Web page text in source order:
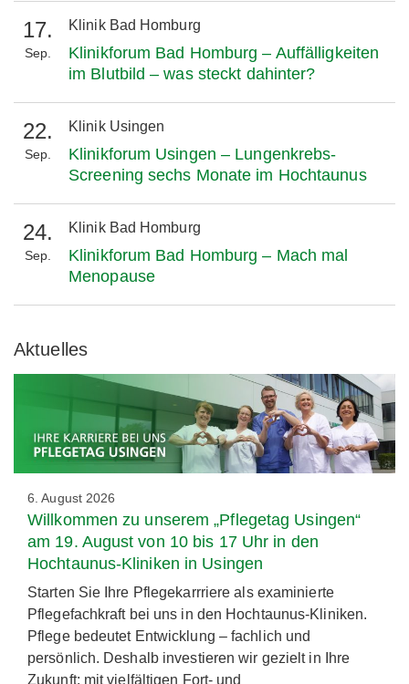
17.
Sep.
Klinik Bad Homburg
Klinikforum Bad Homburg – Auffälligkeiten
im Blutbild – was steckt dahinter?
22.
Sep.
Klinik Usingen
Klinikforum Usingen – Lungenkrebs-
Screening sechs Monate im Hochtaunus
24.
Sep.
Klinik Bad Homburg
Klinikforum Bad Homburg – Mach mal
Menopause
Aktuelles
6. August 2026
Willkommen zu unserem „Pflegetag Usingen“
am 19. August von 10 bis 17 Uhr in den
Hochtaunus-Kliniken in Usingen
Starten Sie Ihre Pflegekarrriere als examinierte
Pflegefachkraft bei uns in den Hochtaunus-Kliniken.
Pflege bedeutet Entwicklung – fachlich und
persönlich. Deshalb investieren wir gezielt in Ihre
Zukunft: mit vielfältigen Fort- und